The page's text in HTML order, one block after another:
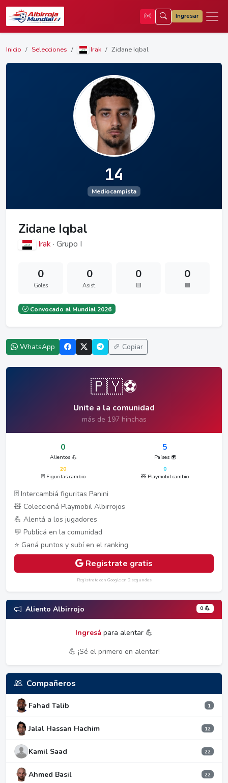
Ingresar
Inicio Selecciones Irak Zidane Iqbal
14
Mediocampista
Zidane Iqbal
Irak · Grupo I
0
Goles
0
Asist.
0
🟨
0
🟥
Convocado al Mundial 2026
WhatsApp Copiar
🇵🇾⚽
Unite a la comunidad
más de 197 hinchas
0
Alientos 💪
5
Países 🌍
20
🃏 Figuritas cambio
0
🧸 Playmobil cambio
🃏 Intercambiá figuritas Panini
🧸 Coleccioná Playmobil Albirrojos
💪 Alentá a los jugadores
💬 Publicá en la comunidad
⭐ Ganá puntos y subí en el ranking
Registrate gratis
Registrate con Google en 2 segundos
Aliento Albirrojo 0 💪
Ingresá para alentar 💪
💪 ¡Sé el primero en alentar!
Compañeros
Fahad Talib 1
Jalal Hassan Hachim 12
Kamil Saad 22
Ahmed Basil 22